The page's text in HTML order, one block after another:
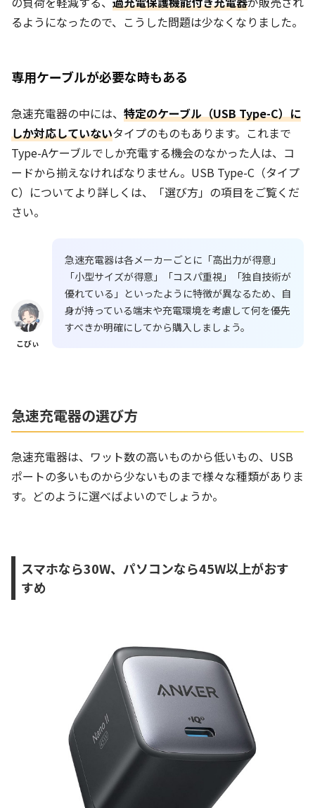
るようになったので、こうした問題は少なくなりました。
専用ケーブルが必要な時もある
急速充電器の中には、 特定のケーブル（USB Type-C）に
しか対応していないタイプのものもあります。これまで
Type-Aケーブルでしか充電する機会のなかった人は、コ
ードから揃えなければなりません。USB Type-C（タイプ
C）についてより詳しくは、「選び方」の項目をご覧くだ
さい。
こびぃ
急速充電器は各メーカーごとに「高出力が得意」
「小型サイズが得意」「コスパ重視」「独自技術が
優れている」といったように特徴が異なるため、自
身が持っている端末や充電環境を考慮して何を優先
すべきか明確にしてから購入しましょう。
急速充電器の選び方
急速充電器は、ワット数の高いものから低いもの、USB
ポートの多いものから少ないものまで様々な種類がありま
す。どのように選べばよいのでしょうか。
スマホなら30W、パソコンなら45W以上がおす
すめ